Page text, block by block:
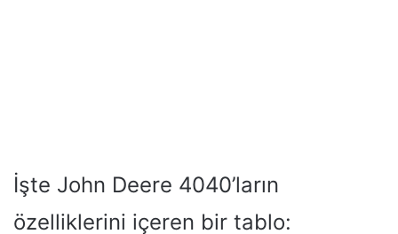
İşte John Deere 4040’ların
özelliklerini içeren bir tablo: